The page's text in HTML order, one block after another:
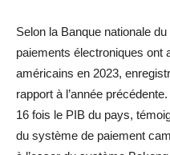
Selon la Banque nationale
paiements électroniques ont
américains en 2023,
rapport à l’année
16 fois le PIB du pays,
du système de paiement